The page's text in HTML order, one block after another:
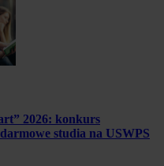
2026: konkurs
studia na USWPS